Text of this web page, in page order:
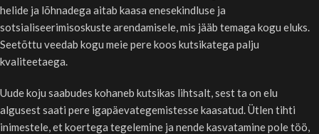
helide ja lõhnadega aitab kaasa enesekindluse ja
sotsialiseerimisoskuste arendamisele, mis jääb temaga kogu eluks.
Seetõttu veedab kogu meie pere koos kutsikatega palju
kvaliteetaega.
Uude koju saabudes kohaneb kutsikas lihtsalt, sest ta on elu
algusest saati pere igapäevategemistesse kaasatud. Ütlen tihti
inimestele, et koertega tegelemine ja nende kasvatamine pole töö,